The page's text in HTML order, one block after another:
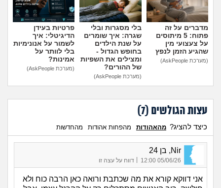
גאווה
מדברים על זה
פתוח: 5 מיתוסים
על צעצועי מין
שהגיע הזמן לנפץ
(מערכת AskPeople)
בלי מסגרות ובלי
שגרה: איך שומרים
על שנת הילדים
בחופש הגדול -
ומצילים את השפיות
של ההורים?
(מערכת AskPeople)
פרטיות בעידן
הדיגיטלי: איך
לשמור על אנונימיות
בלי לוותר על
אמינות?
(מערכת AskPeople)
עצות הגולשים (7
)
כיצד להציג? מהאהודות מהפחות אהודות מהחדשות
Nir, בן 24
05/06/26 12:00 דווח על עצה זו
אני דווקא קורא את מה שכתבת ורואה כאן הרבה כוח ולא